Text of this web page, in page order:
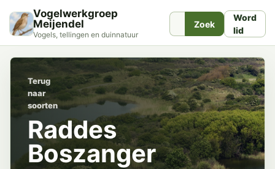
Vogelwerkgroep
Meijendel
Vogels, tellingen en duinnatuur
Zoek
Word
lid
Terug
naar
soorten
Raddes
Boszanger